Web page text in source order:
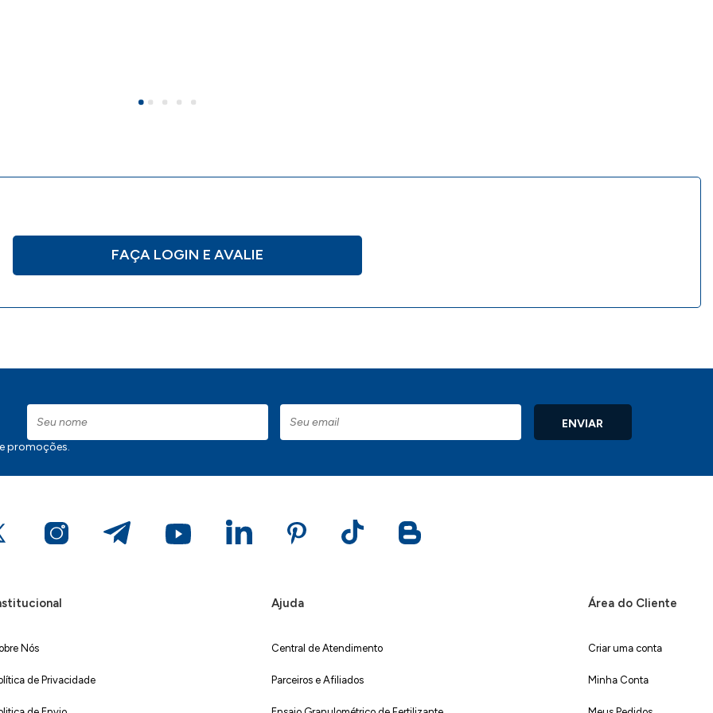
FAÇA LOGIN E AVALIE
promoções.
ENVIAR
Nós
de Privacidade
Ajuda
Central de Atendimento
Parceiros e Afiliados
Área do Cliente
Criar uma conta
Minha Conta